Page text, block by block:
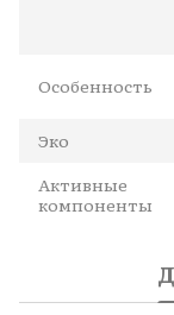
Особенность
Эко
Активные
компоненты